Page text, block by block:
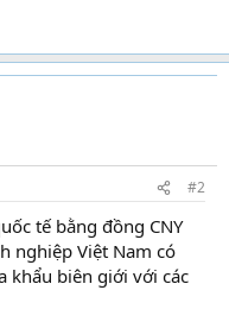
#2
tế bằng đồng CNY
nghiệp Việt Nam có
khẩu biên giới với các